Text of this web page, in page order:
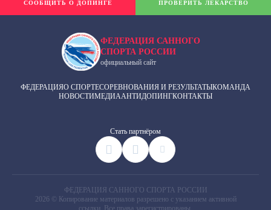
ФЕДЕРАЦИЯ САННОГО
СПОРТА РОССИИ
официальный сайт
ФЕДЕРАЦИЯО СПОРТЕСОРЕВНОВАНИЯ И РЕЗУЛЬТАТЫКОМАНДА
НОВОСТИМЕДИААНТИДОПИНГКОНТАКТЫ
Cтать партнёром
СООБЩИТЬ О ДОПИНГЕ ПРОВЕРИТЬ ЛЕКАРСТВО
ФЕДЕРАЦИЯ САННОГО СПОРТА РОССИИ
2026 © Копирование материалов разрешено с указанием активной
ссылки. Все права зарегистрированы.